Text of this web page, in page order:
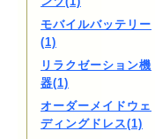
モバイルバッテリー
(1)
リラクゼーション機
器(1)
オーダーメイドウェ
ディングドレス(1)